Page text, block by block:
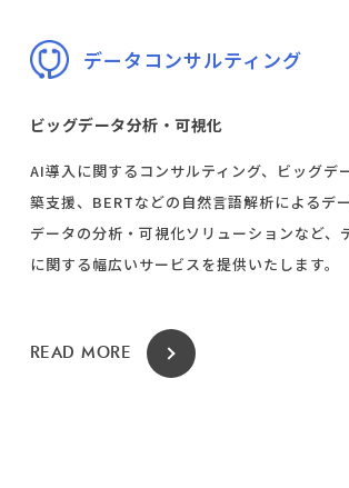
データコンサルティング
ビッグデータ分析・可視化
AI導入に関するコンサルティング、ビッグデ
築支援、BERTなどの自然言語解析によるデ
データの分析・可視化ソリューションなど、
に関する幅広いサービスを提供いたします。
READ MORE